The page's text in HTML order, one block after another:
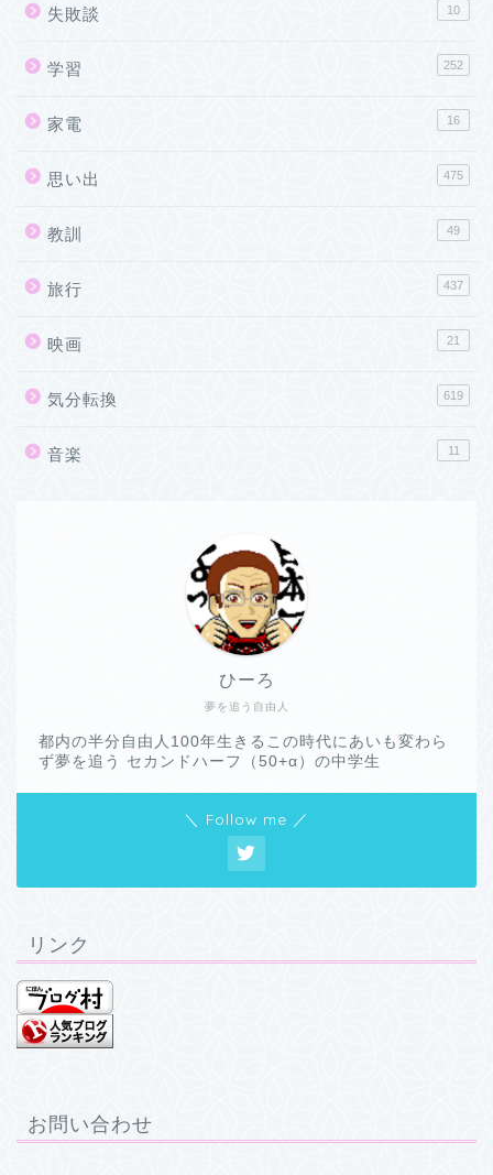
失敗談 10
学習 252
家電 16
思い出 475
教訓 49
旅行 437
映画 21
気分転換 619
音楽 11
夢を追う自由人
ひーろ
都内の半分自由人100年生きるこの時代にあいも変わら
ず夢を追う セカンドハーフ（50+α）の中学生
＼ Follow me ／
リンク
お問い合わせ